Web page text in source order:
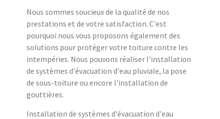
Nous sommes soucieux de la qualité de nos
prestations et de votre satisfaction. C'est
pourquoi nous vous proposons également des
solutions pour protéger votre toiture contre les
intempéries. Nous pouvons réaliser l'installation
de systèmes d'évacuation d'eau pluviale, la pose
de sous-toiture ou encore l'installation de
gouttières.
Installation de systèmes d'évacuation d'eau